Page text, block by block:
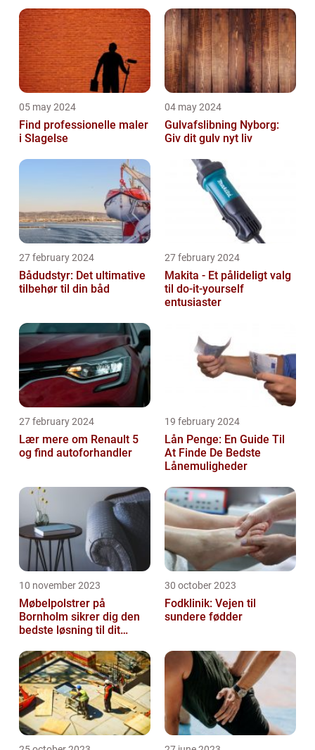
05 may 2024
Find professionelle maler
i Slagelse
04 may 2024
Gulvafslibning Nyborg:
Giv dit gulv nyt liv
27 february 2024
Bådudstyr: Det ultimative
tilbehør til din båd
27 february 2024
Makita - Et pålideligt valg
til do-it-yourself
entusiaster
27 february 2024
Lær mere om Renault 5
og find autoforhandler
19 february 2024
Lån Penge: En Guide Til
At Finde De Bedste
Lånemuligheder
10 november 2023
Møbelpolstrer på
Bornholm sikrer dig den
bedste løsning til dit
30 october 2023
Fodklinik: Vejen til
sundere fødder